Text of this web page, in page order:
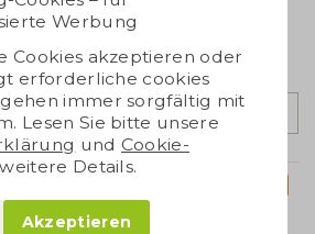
und Größen. Lassen Sie Ihr Logo oder
überraschen Sie mit einem
.
Sortierung
Werbung
Cookies akzeptieren oder
erforderliche cookies
immer sorgfältig mit
Lesen Sie bitte unsere
und Cookie-
Details.
Akzeptieren